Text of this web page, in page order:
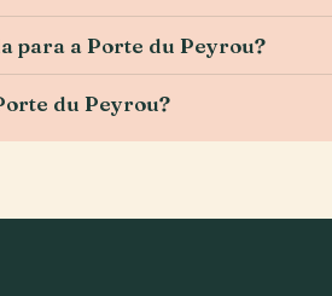
para a Porte du Peyrou?
du Peyrou?